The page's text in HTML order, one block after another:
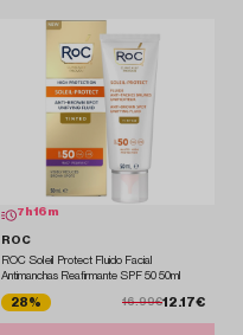
7 h16 m
ROC
ROC Soleil Protect Fluido Facial
Antimanchas Reafirmante SPF 50 50ml
28% 16.99€12.17€